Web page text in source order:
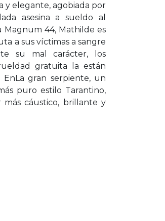
y elegante, agobiada por
asesina a sueldo al
Magnum 44, Mathilde es
a sus víctimas a sangre
su mal carácter, los
gratuita la están
EnLa gran serpiente, un
puro estilo Tarantino,
cáustico, brillante y